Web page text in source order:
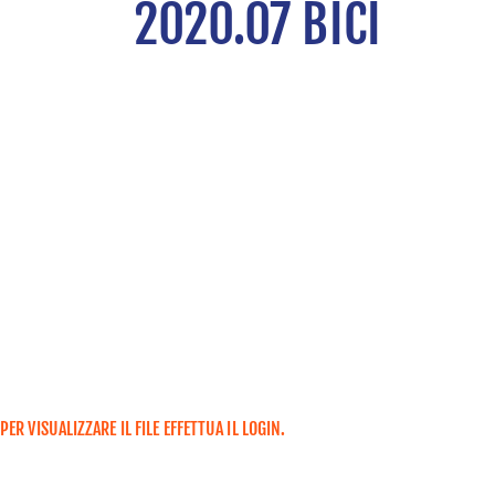
2020.07 BICI
PER VISUALIZZARE IL FILE EFFETTUA IL LOGIN.